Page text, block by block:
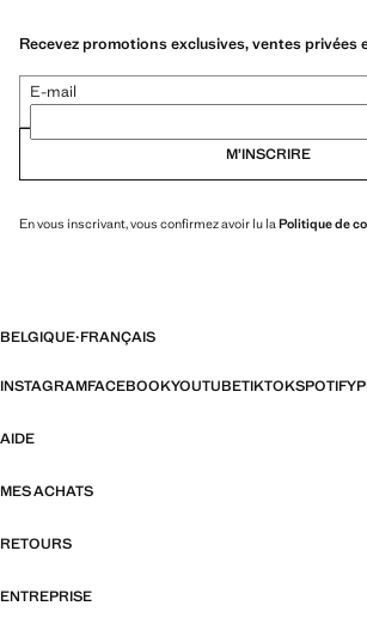
Recevez promotions exclusives, ventes privées
E-mail
M’INSCRIRE
En vous inscrivant, vous confirmez avoir lu la Politique de
BELGIQUE·FRANÇAIS
INSTAGRAMFACEBOOKYOUTUBETIKTOKSPOTIFY
AIDE
MES ACHATS
RETOURS
ENTREPRISE